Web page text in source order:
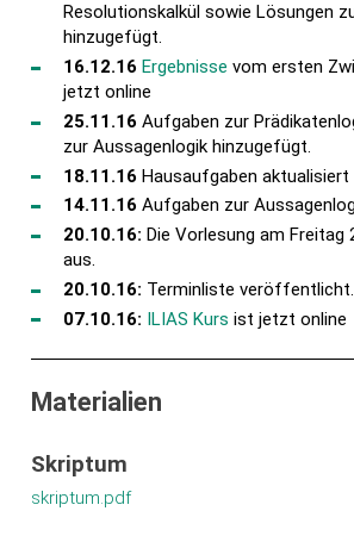
Resolutionskalkül sowie Lösungen
hinzugefügt.
16.12.16Ergebnisse vom ersten
jetzt online
25.11.16Aufgaben zur
zur Aussagenlogik hinzugefügt.
18.11.16Hausaufgaben aktualisiert
14.11.16Aufgaben zur
20.10.16:Die Vorlesung am Freitag
aus.
20.10.16: Terminliste veröffentlicht.
07.10.16: ILIAS Kurs ist jetzt online
Materialien
Skriptum
skriptum.pdf